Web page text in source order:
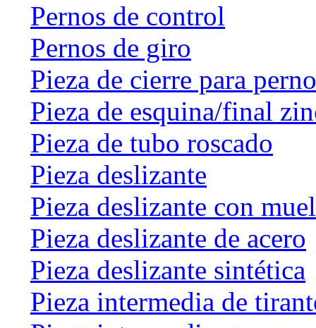
Pernos de control
Pernos de giro
Pieza de cierre para
Pieza de esquina/final
Pieza de tubo roscado
Pieza deslizante
Pieza deslizante con
Pieza deslizante de acero
Pieza deslizante sintética
Pieza intermedia de